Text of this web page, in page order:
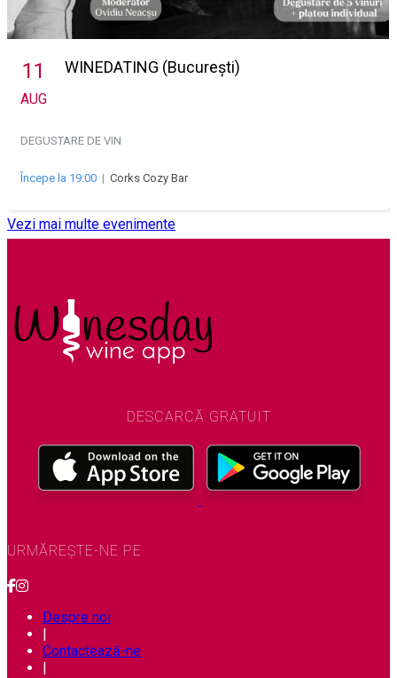
11
AUG
WINEDATING (București)
DEGUSTARE DE VIN
Începe la 19:00 | Corks Cozy Bar
Vezi mai multe evenimente
DESCARCĂ GRATUIT
URMĂREȘTE-NE PE
Despre noi
|
Contactează-ne
|